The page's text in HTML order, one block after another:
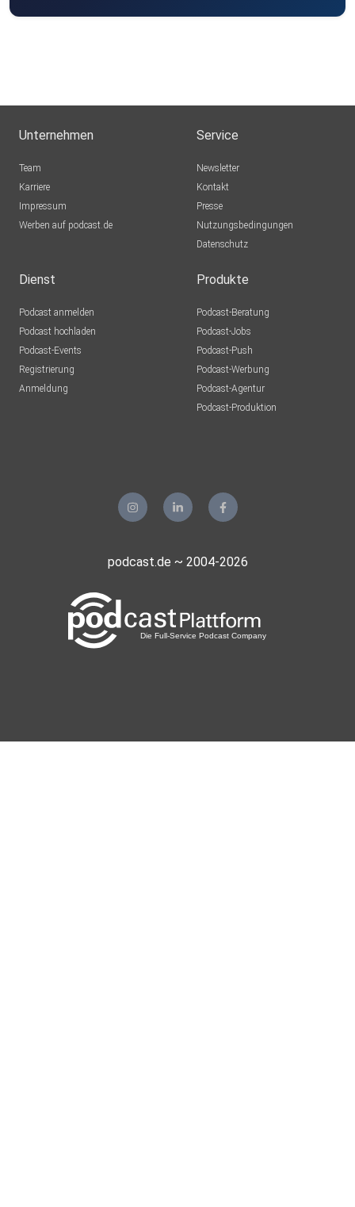
Unternehmen
Team
Karriere
Impressum
Werben auf podcast.de
Service
Newsletter
Kontakt
Presse
Nutzungsbedingungen
Datenschutz
Dienst
Podcast anmelden
Podcast hochladen
Podcast-Events
Registrierung
Anmeldung
Produkte
Podcast-Beratung
Podcast-Jobs
Podcast-Push
Podcast-Werbung
Podcast-Agentur
Podcast-Produktion
podcast.de ~ 2004-2026